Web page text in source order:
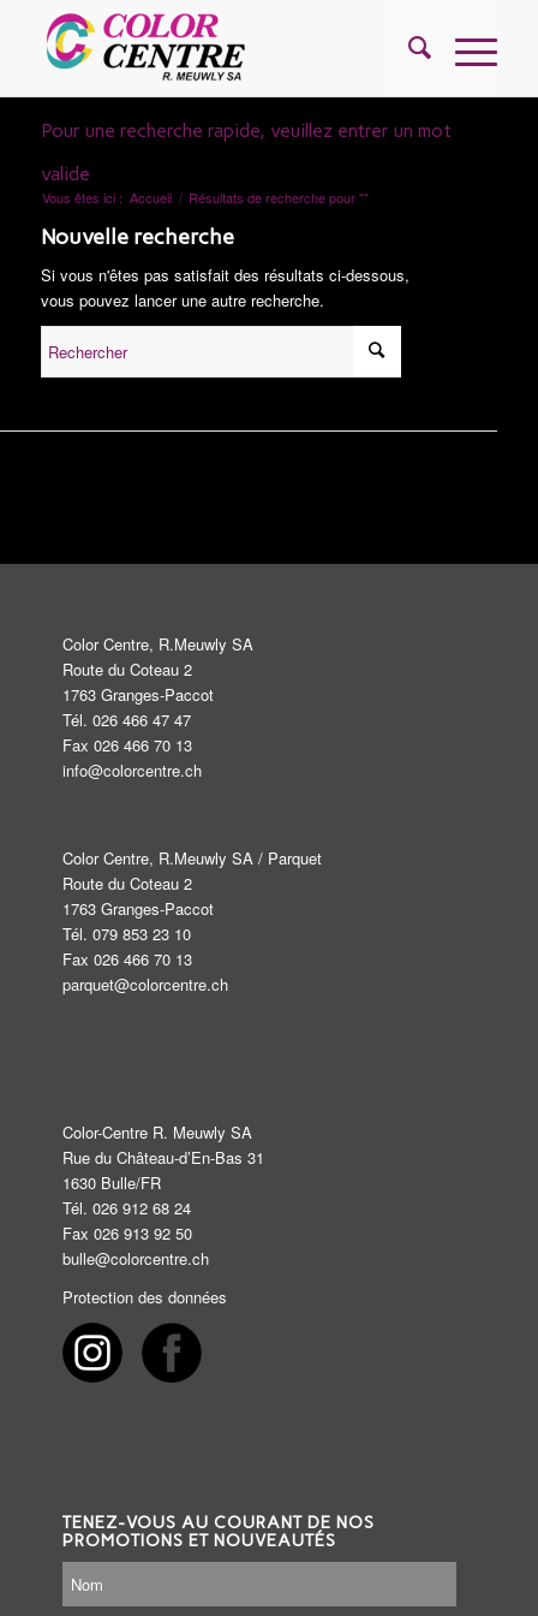
Pour une recherche rapide, veuillez entrer un mot
valide
Vous êtes ici : Accueil / Résultats de recherche pour ""
Nouvelle recherche
Si vous n'êtes pas satisfait des résultats ci-dessous,
vous pouvez lancer une autre recherche.
Color Centre, R.Meuwly SA
Route du Coteau 2
1763 Granges-Paccot
Tél. 026 466 47 47
Fax 026 466 70 13
info@colorcentre.ch
Color Centre, R.Meuwly SA / Parquet
Route du Coteau 2
1763 Granges-Paccot
Tél. 079 853 23 10
Fax 026 466 70 13
parquet@colorcentre.ch
Color-Centre R. Meuwly SA
Rue du Château-d’En-Bas 31
1630 Bulle/FR
Tél. 026 912 68 24
Fax 026 913 92 50
bulle@colorcentre.ch
Protection des données
TENEZ-VOUS AU COURANT DE NOS
PROMOTIONS ET NOUVEAUTÉS